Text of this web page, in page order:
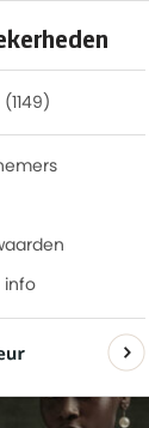
ruim
Art-portret van